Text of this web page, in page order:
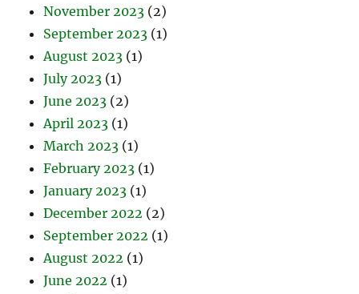
November 2023 (2)
September 2023 (1)
August 2023 (1)
July 2023 (1)
June 2023 (2)
April 2023 (1)
March 2023 (1)
February 2023 (1)
January 2023 (1)
December 2022 (2)
September 2022 (1)
August 2022 (1)
June 2022 (1)